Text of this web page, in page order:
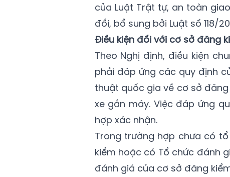
của Luật Trật tự, an toàn
đổi, bổ sung bởi Luật số 118/
Điều kiện đối với cơ sở đăng
Theo Nghị định, điều kiện
phải đáp ứng các quy định
thuật quốc gia về cơ sở
xe gắn máy. Việc đáp ứng
hợp xác nhận.
Trong trường hợp chưa có
kiểm hoặc có Tổ chức đánh
đánh giá của cơ sở đăng